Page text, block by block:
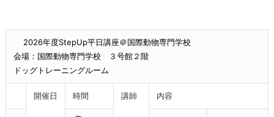
2026年度StepUp平日講座＠国際動物専門学校
会場：国際動物専門学校 ３号館２階
ドッグトレーニングルーム
開催日 時間 講師 内容